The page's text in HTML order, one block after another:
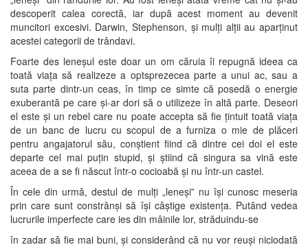
descoperit calea corectă, iar după acest moment au devenit
muncitori excesivi. Darwin, Stephenson, și mulți alții au aparținut
acestei categorii de trândavi.
Foarte des leneșul este doar un om căruia îi repugnă ideea ca
toată viața să realizeze a optsprezecea parte a unui ac, sau a
suta parte dintr-un ceas, în timp ce simte că posedă o energie
exuberantă pe care și-ar dori să o utilizeze în altă parte. Deseori
el este și un rebel care nu poate accepta să fie țintuit toată viața
de un banc de lucru cu scopul de a furniza o mie de plăceri
pentru angajatorul său, conștient fiind că dintre cei doi el este
departe cel mai puțin stupid, și știind că singura sa vină este
aceea de a se fi născut într-o cocioabă și nu într-un castel.
În cele din urmă, destul de mulți „leneși” nu își cunosc meseria
prin care sunt constrânși să își câștige existența. Putând vedea
lucrurile imperfecte care ies din mâinile lor, străduindu-se
în zadar să fie mai buni, și considerând că nu vor reuși niciodată